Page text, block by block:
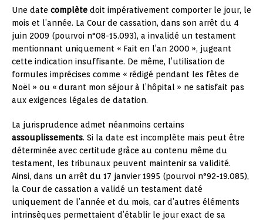
Une date complète doit impérativement comporter le jour, le
mois et l’année. La Cour de cassation, dans son arrêt du 4
juin 2009 (pourvoi n°08-15.093), a invalidé un testament
mentionnant uniquement « Fait en l’an 2000 », jugeant
cette indication insuffisante. De même, l’utilisation de
formules imprécises comme « rédigé pendant les fêtes de
Noël » ou « durant mon séjour à l’hôpital » ne satisfait pas
aux exigences légales de datation.
La jurisprudence admet néanmoins certains
assouplissements. Si la date est incomplète mais peut être
déterminée avec certitude grâce au contenu même du
testament, les tribunaux peuvent maintenir sa validité.
Ainsi, dans un arrêt du 17 janvier 1995 (pourvoi n°92-19.085),
la Cour de cassation a validé un testament daté
uniquement de l’année et du mois, car d’autres éléments
intrinsèques permettaient d’établir le jour exact de sa